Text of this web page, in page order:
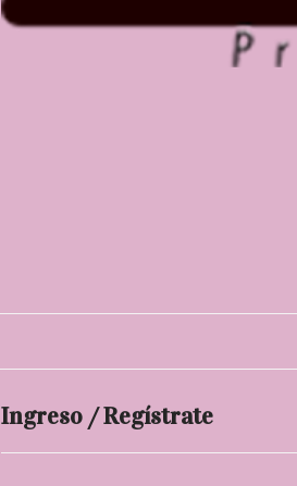
Ingreso / Regístrate